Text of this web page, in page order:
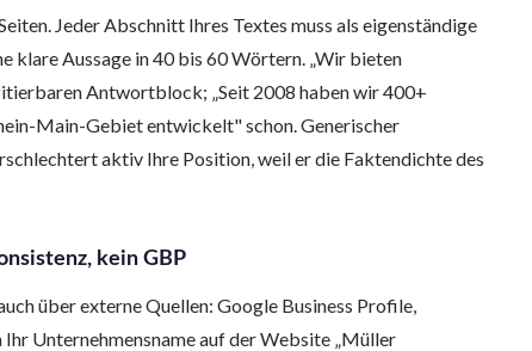
Jeder Abschnitt Ihres Textes muss als eigenständige
klare Aussage in 40 bis 60 Wörtern. „Wir bieten
Antwortblock; „Seit 2008 haben wir 400+
Main-Gebiet entwickelt" schon. Generischer
aktiv Ihre Position, weil er die Faktendichte des
kein GBP
über externe Quellen: Google Business Profile,
Unternehmensname auf der Website „Müller